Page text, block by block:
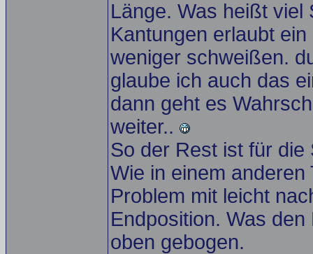
Länge. Was heißt
Kantungen erlaubt
weniger schweißen.
glaube ich auch das
dann geht es
weiter..
So der Rest ist für
Wie in einem
Problem mit leicht
Endposition. Was
oben gebogen.